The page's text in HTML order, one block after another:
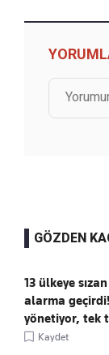
GÖZDEN
13 ülkeye
alarma
yönetiyor, tek
Kaydet